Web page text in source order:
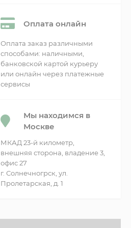
Оплата онлайн
Оплата заказ различными
способами: наличными,
банковской картой курьеру
или онлайн через платежные
сервисы
Мы находимся в
Москве
МКАД 23-й километр,
внешняя сторона, владение 3,
офис 27
г. Солнечногрск, ул.
Пролетарская, д. 1